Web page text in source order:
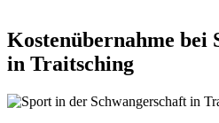
Kostenübernahme bei
in Traitsching